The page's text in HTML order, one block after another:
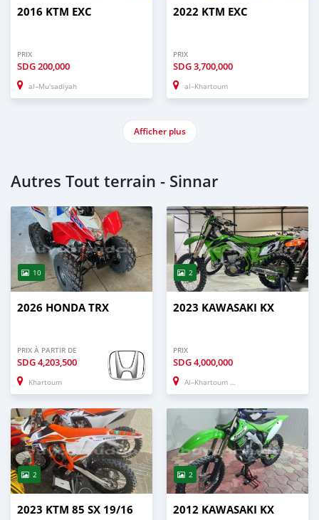
2016 KTM EXC
PRIX
SDG200,000
al–Mu'sadiyah
2022 KTM EXC
PRIX
SDG3,700,000
al–Khartoum
Afficher plus
Autres Tout terrain - Sinnar
10
2026 HONDA TRX
PRIX À PARTIR DE
SDG4,203,500
Khartoum
2
2023 KAWASAKI KX
PRIX
SDG4,000,000
Al–Khartoum Bahri
2
2023 KTM 85 SX 19/16
2
2012 KAWASAKI KX